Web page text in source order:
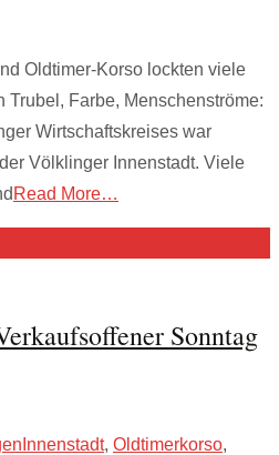
Oldtimer-Korso lockten viele
Trubel, Farbe, Menschenströme:
Wirtschaftskreises war
Völklinger Innenstadt. Viele
Read More…
Sonntag
Innenstadt, Oldtimerkorso,